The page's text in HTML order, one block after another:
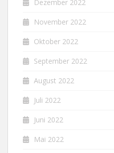
Dezember 2022
November 2022
Oktober 2022
September 2022
August 2022
Juli 2022
Juni 2022
Mai 2022